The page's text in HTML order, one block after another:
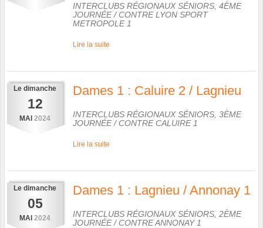
INTERCLUBS RÉGIONAUX SÉNIORS, 4ÈME
JOURNÉE/ CONTRELYON SPORT
METROPOLE 1
Lire la suite
Le dimanche
12
MAI 2024
Dames 1 : Caluire 2 / Lagnieu
INTERCLUBS RÉGIONAUX SÉNIORS, 3ÈME
JOURNÉE/ CONTRECALUIRE 1
Lire la suite
Le dimanche
05
MAI 2024
Dames 1 : Lagnieu / Annonay 1
INTERCLUBS RÉGIONAUX SÉNIORS, 2ÈME
JOURNÉE/ CONTREANNONAY 1